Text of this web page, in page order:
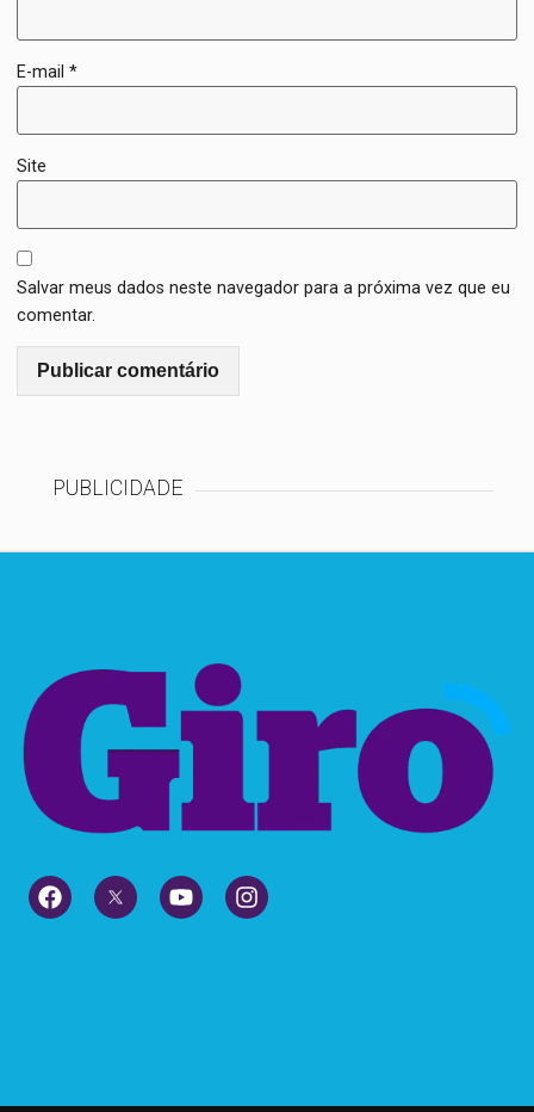
E-mail*
Site
Salvar meus dados neste navegador para a próxima vez que eu
comentar.
PUBLICIDADE